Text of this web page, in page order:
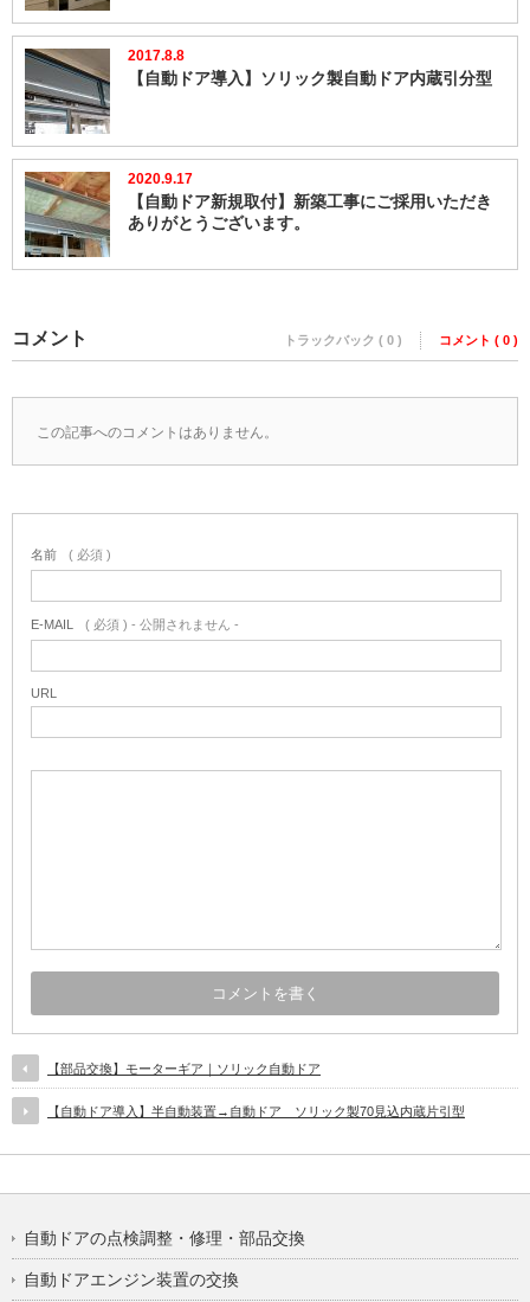
2017.8.8
【自動ドア導入】ソリック製自動ドア内蔵引分型
2020.9.17
【自動ドア新規取付】新築工事にご採用いただき
ありがとうございます。
コメント トラックバック ( 0 ) コメント ( 0 )
この記事へのコメントはありません。
名前 ( 必須 )
E-MAIL ( 必須 ) - 公開されません -
URL
【部品交換】モーターギア｜ソリック自動ドア
【自動ドア導入】半自動装置→自動ドア ソリック製70見込内蔵片引型
自動ドアの点検調整・修理・部品交換
自動ドアエンジン装置の交換